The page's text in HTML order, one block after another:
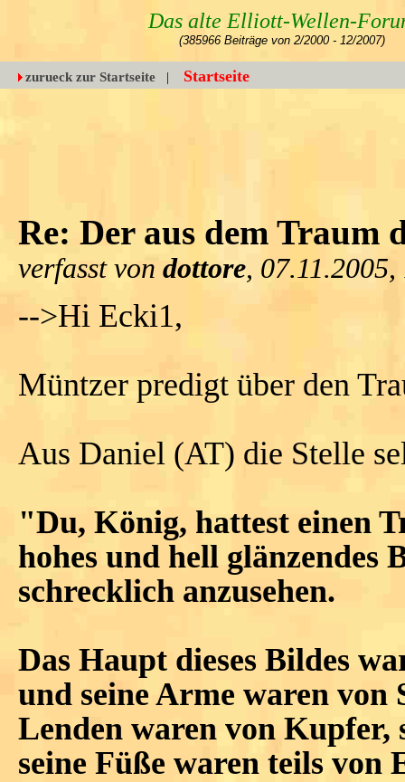
Das alte Elliott-Wellen-
(385966 Beiträge von 2/2000 - 12/2007)
zurueck zur Startseite | Startseite
Re: Der aus dem Traum
verfasst von dottore,
-->Hi Ecki1,
Müntzer predigt über den
Aus Daniel (AT) die Stelle
"Du, König, hattest einen
hohes und hell glänzendes
schrecklich anzusehen.
Das Haupt dieses Bildes
und seine Arme waren von
Lenden waren von Kupfer,
seine Füße waren teils von